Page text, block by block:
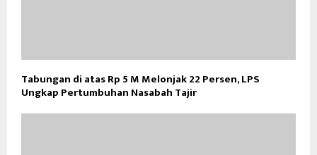
Tabungan di atas Rp 5 M Melonjak 22 Persen, LPS
Ungkap Pertumbuhan Nasabah Tajir